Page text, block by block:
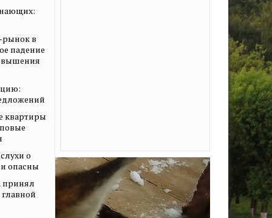
рынок в
падение
квартиры
о
опасны